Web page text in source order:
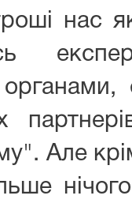
нас
Але